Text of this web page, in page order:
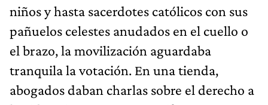
niños y hasta sacerdotes católicos con sus
pañuelos celestes anudados en el cuello o
el brazo, la movilización aguardaba
tranquila la votación. En una tienda,
abogados daban charlas sobre el derecho a